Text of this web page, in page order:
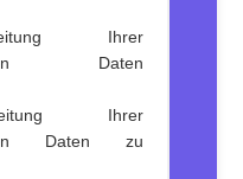
Ihrer
Daten
Ihrer
Daten zu